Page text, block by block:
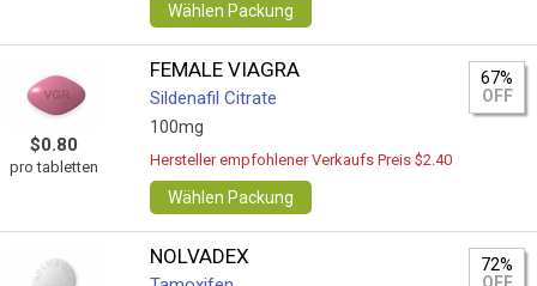
Wählen Packung
$0.80
pro tabletten
FEMALE VIAGRA
Sildenafil Citrate
100mg
67%
OFF
Hersteller empfohlener Verkaufs Preis $2.40
Wählen Packung
NOLVADEX
72%